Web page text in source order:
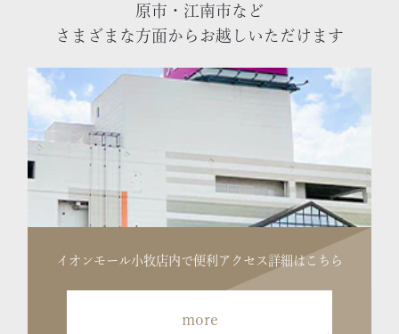
原市・江南市など
さまざまな方面からお越しいただけます
イオンモール小牧店内で便利 アクセス詳細はこちら
more